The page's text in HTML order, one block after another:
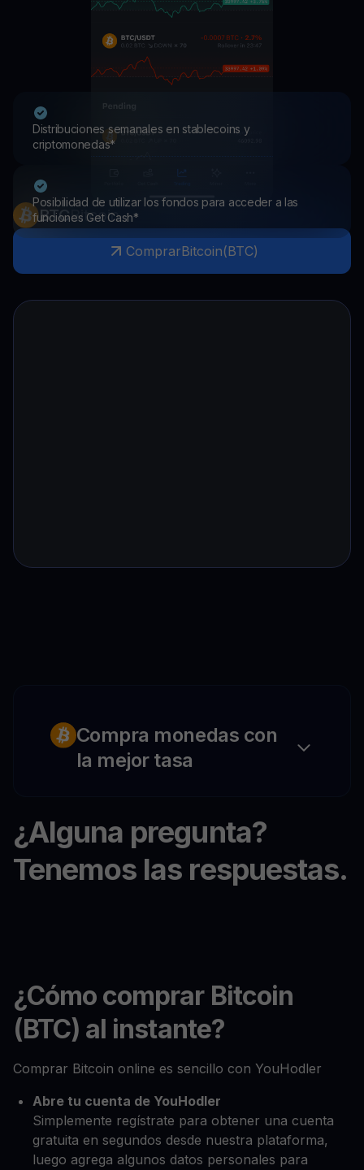
Distribuciones semanales en stablecoins y
criptomonedas*
Posibilidad de utilizar los fondos para acceder a las
funciones Get Cash*
BTCBitcoin
ComprarBitcoin(BTC)
Compra monedas con
la mejor tasa
¿Alguna pregunta?
Tenemos las respuestas.
¿Cómo comprar Bitcoin
(BTC) al instante?
Comprar Bitcoin online es sencillo con YouHodler
Abre tu cuenta de YouHodler
Simplemente regístrate para obtener una cuenta
gratuita en segundos desde nuestra plataforma,
luego agrega algunos datos personales para